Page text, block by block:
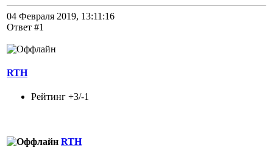
04 Февраля 2019, 13:11:16
Ответ #1
RTH
Рейтинг +3/-1
RTH